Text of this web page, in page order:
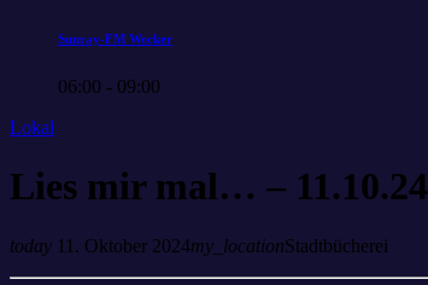
Sunray-FM Wecker
06:00 - 09:00
Lokal
Lies mir mal… – 11.10.24
today 11. Oktober 2024my_locationStadtbücherei